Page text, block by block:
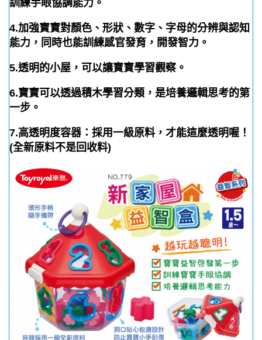
訓練手眼協調能力。
4.加強寶寶對顏色、形狀、數字、字母的分辨與認知
能力，同時也能訓練感官發育，開發智力。
5.透明的小屋，可以讓寶寶學習觀察。
6.寶寶可以透過積木學習分類，是培養邏輯思考的第
一步。
7.高透明度容器：採用一級原料，才能這麼透明喔！
(全新原料不是回收料)